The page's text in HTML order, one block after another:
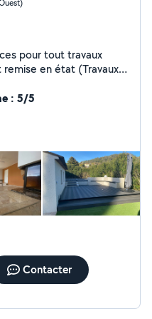
pour tout travaux
en état (Travaux
pour
en maçonnerie:
leurs revêtements de
: 5/5
Contacter